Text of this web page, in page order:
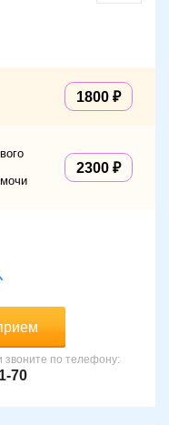
1800
2300
по телефону:
70